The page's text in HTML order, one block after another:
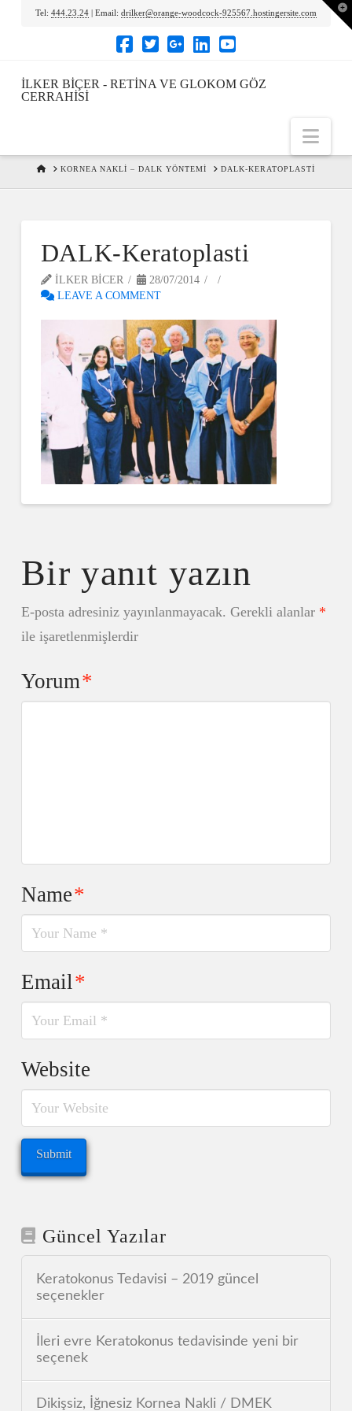
Tel: 444.23.24| Email: drilker@orange-woodcock-925567.hostingersite.com
İLKER BIÇER - RETINA VE GLOKOM GÖZ
CERRAHISI
HOMEKORNEA NAKLI – DALK YÖNTEMI DALK-KERATOPLASTI
DALK-Keratoplasti
ILKER BICER
28/07/2014
LEAVE A COMMENT
Bir yanıt yazın
E-posta adresiniz yayınlanmayacak. Gerekli alanlar *
ile işaretlenmişlerdir
Yorum*
Name*
Email*
Website
Güncel Yazılar
Keratokonus Tedavisi – 2019 güncel
seçenekler
İleri evre Keratokonus tedavisinde yeni bir
seçenek
Dikişsiz, İğnesiz Kornea Nakli / DMEK